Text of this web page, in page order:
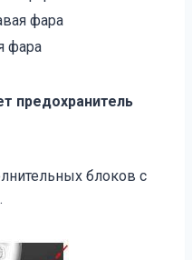
фара
фара
предохранитель
блоков с